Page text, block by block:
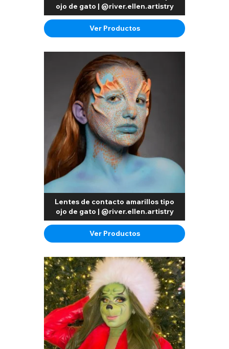
ojo de gato | @river.ellen.artistry
Ver Productos
Lentes de contacto amarillos tipo
ojo de gato | @river.ellen.artistry
Ver Productos